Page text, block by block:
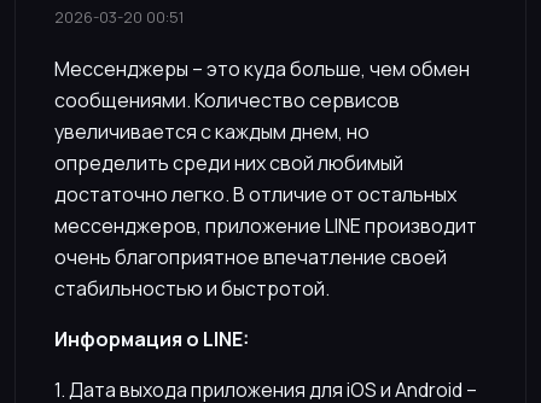
2026-03-20 00:51
Мессенджеры – это куда больше, чем обмен
сообщениями. Количество сервисов
увеличивается с каждым днем, но
определить среди них свой любимый
достаточно легко. В отличие от остальных
мессенджеров, приложение LINE производит
очень благоприятное впечатление своей
стабильностью и быстротой.
Информация о LINE:
1. Дата выхода приложения для iOS и Android –